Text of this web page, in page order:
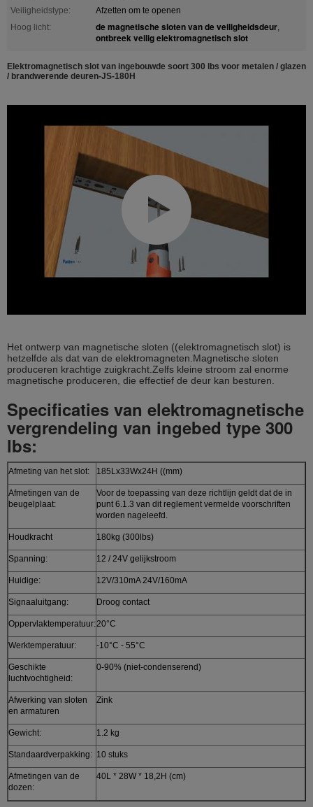
Veiligheidstype:
Afzetten om te openen
Hoog licht:
de magnetische sloten van de veiligheidsdeur,
ontbreek veilig elektromagnetisch slot
Elektromagnetisch slot van ingebouwde soort 300 lbs voor metalen / glazen
/ brandwerende deuren-JS-180H
Het ontwerp van magnetische sloten ((elektromagnetisch slot) is
hetzelfde als dat van de elektromagneten.Magnetische sloten
produceren krachtige zuigkracht.Zelfs kleine stroom zal enorme
magnetische produceren, die effectief de deur kan besturen.
Specificaties van elektromagnetische
vergrendeling van ingebed type 300
lbs:
Afmeting van het slot: 185Lx33Wx24H ((mm)
Afmetingen van de
beugelplaat:
Voor de toepassing van deze richtlijn geldt dat de in
punt 6.1.3 van dit reglement vermelde voorschriften
worden nageleefd.
Houdkracht 180kg (300lbs)
Spanning: 12 / 24V gelijkstroom
Huidige: 12V/310mA 24V/160mA
Signaaluitgang: Droog contact
Oppervlaktemperatuur:20°C
Werktemperatuur: -10°C - 55°C
Geschikte
luchtvochtigheid:
0-90% (niet-condenserend)
Afwerking van sloten
en armaturen
Zink
Gewicht: 1.2 kg
Standaardverpakking: 10 stuks
Afmetingen van de
dozen:
40L * 28W * 18,2H (cm)